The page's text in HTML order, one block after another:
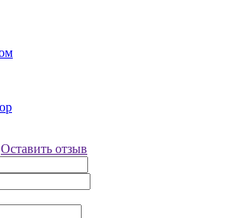
Оставить отзыв